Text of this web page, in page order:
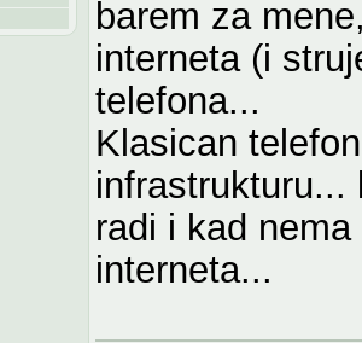
barem za
interneta (i
telefona...
Klasican
infrastrukturu...
radi i kad
interneta...